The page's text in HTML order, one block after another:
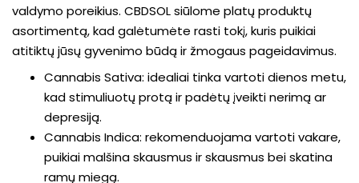
valdymo poreikius. CBDSOL siūlome platų produktų
asortimentą, kad galėtumėte rasti tokį, kuris puikiai
atitiktų jūsų gyvenimo būdą ir žmogaus pageidavimus.
Cannabis Sativa: idealiai tinka vartoti dienos metu,
kad stimuliuotų protą ir padėtų įveikti nerimą ar
depresiją.
Cannabis Indica: rekomenduojama vartoti vakare,
puikiai malšina skausmus ir skausmus bei skatina
ramų miegą.